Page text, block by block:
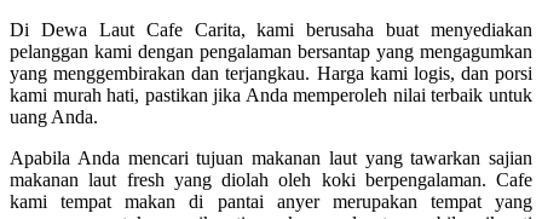
Di Dewa Laut Cafe Carita, kami berusaha buat menyediakan
pelanggan kami dengan pengalaman bersantap yang mengagumkan
yang menggembirakan dan terjangkau. Harga kami logis, dan porsi
kami murah hati, pastikan jika Anda memperoleh nilai terbaik untuk
uang Anda.
Apabila Anda mencari tujuan makanan laut yang tawarkan sajian
makanan laut fresh yang diolah oleh koki berpengalaman. Cafe
kami tempat makan di pantai anyer merupakan tempat yang